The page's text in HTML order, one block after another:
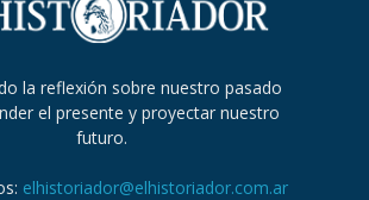
la reflexión sobre nuestro pasado
el presente y proyectar nuestro
futuro.
elhistoriador@elhistoriador.com.ar